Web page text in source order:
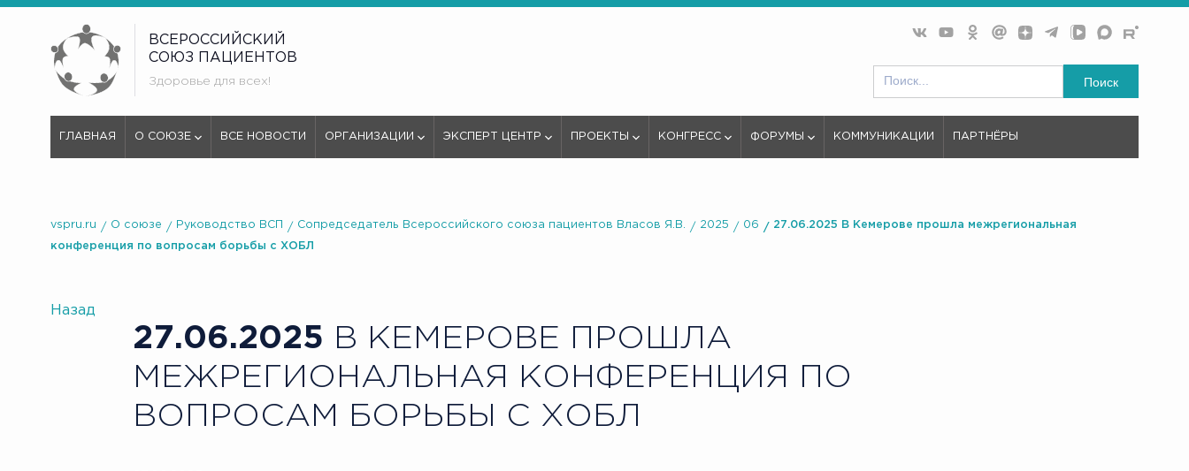
ВСЕРОССИЙСКИЙ
СОЮЗ ПАЦИЕНТОВ
Здоровье для всех! Поиск
ГЛАВНАЯ О СОЮЗЕ ВСЕ НОВОСТИ ОРГАНИЗАЦИИ ЭКСПЕРТ ЦЕНТР ПРОЕКТЫ КОНГРЕСС ФОРУМЫ КОММУНИКАЦИИ ПАРТНЁРЫ
vspru.ru О союзе Руководство ВСП Сопредседатель Всероссийского союза пациентов Власов Я.В. 2025 06 27.06.2025 В Кемерове прошла межрегиональная
конференция по вопросам борьбы с ХОБЛ
Назад
27.06.2025 В КЕМЕРОВЕ ПРОШЛА
МЕЖРЕГИОНАЛЬНАЯ КОНФЕРЕНЦИЯ ПО
ВОПРОСАМ БОРЬБЫ С ХОБЛ